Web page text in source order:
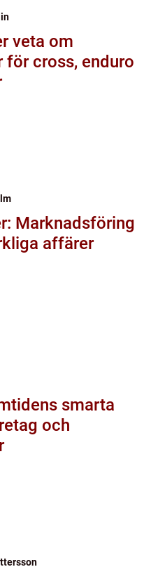
veta om
för cross, enduro
Marknadsföring
affärer
och